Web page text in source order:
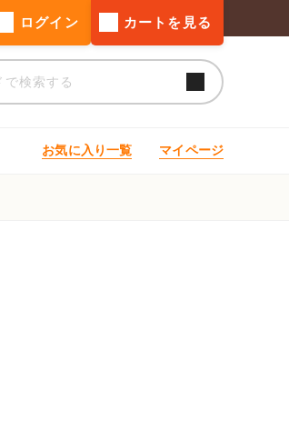
ログイン カートを見る
お気に入り一覧 マイページ